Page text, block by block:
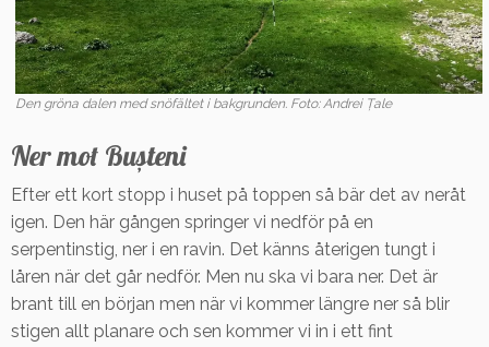
Den gröna dalen med snöfältet i bakgrunden. Foto: Andrei Țale
Ner mot Bușteni
Efter ett kort stopp i huset på toppen så bär det av neråt
igen. Den här gången springer vi nedför på en
serpentinstig, ner i en ravin. Det känns återigen tungt i
låren när det går nedför. Men nu ska vi bara ner. Det är
brant till en början men när vi kommer längre ner så blir
stigen allt planare och sen kommer vi in i ett fint